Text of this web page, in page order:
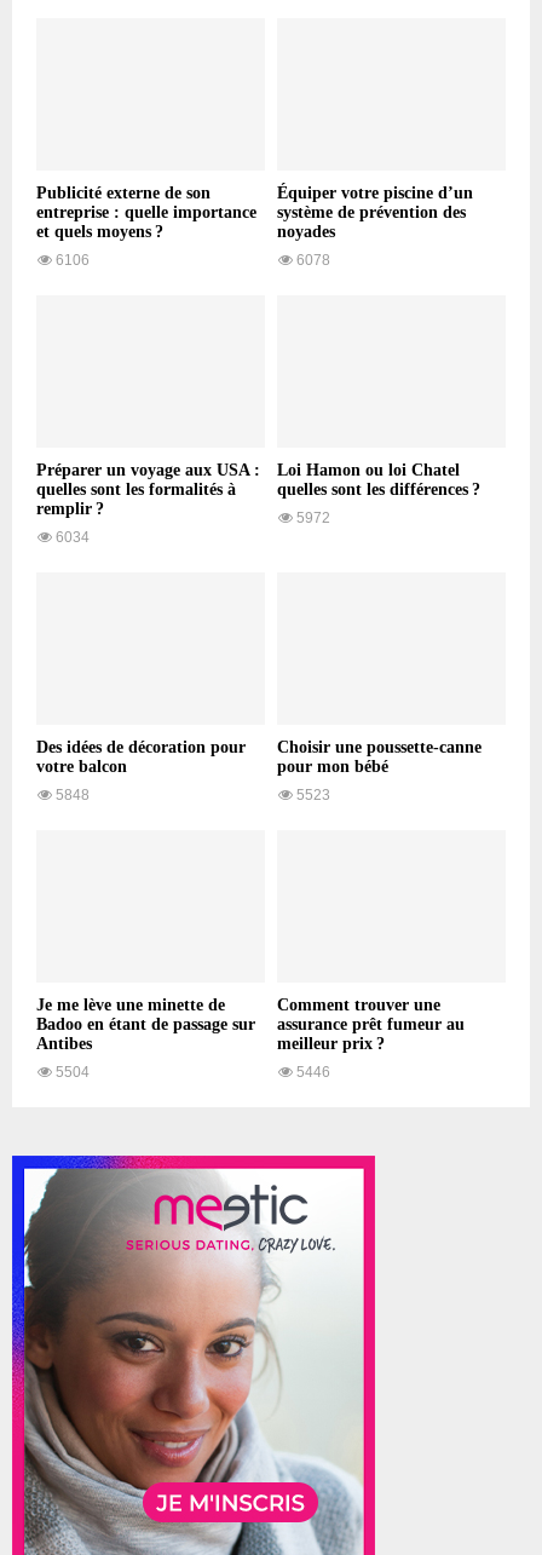
Publicité externe de son
entreprise : quelle importance
et quels moyens ?
6106
Équiper votre piscine d’un
système de prévention des
noyades
6078
Préparer un voyage aux USA :
quelles sont les formalités à
remplir ?
6034
Loi Hamon ou loi Chatel
quelles sont les différences ?
5972
Des idées de décoration pour
votre balcon
5848
Choisir une poussette-canne
pour mon bébé
5523
Je me lève une minette de
Badoo en étant de passage sur
Antibes
5504
Comment trouver une
assurance prêt fumeur au
meilleur prix ?
5446